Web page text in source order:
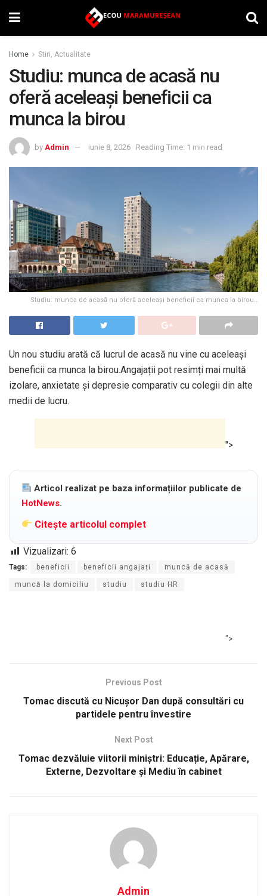
Home Stiri, Actualitate
Studiu: munca de acasă nu
oferă aceleași beneficii ca
munca la birou
by Admin iunie 8, 2026 Reading Time: 1 min read
Studiu: munca de acasă nu oferă aceleași beneficii ca munca la birou…
Un nou studiu arată că lucrul de acasă nu vine cu aceleași
beneficii ca munca la birou.Angajații pot resimți mai multă
izolare, anxietate și depresie comparativ cu colegii din alte
medii de lucru.
">
Articol realizat pe baza informațiilor publicate de
HotNews.
Citește articolul complet
Vizualizari: 6
Tags: beneficii beneficii angajați muncă de acasă
muncă la domiciliu studiu studiu HR
">
Previous Post
Tomac discută cu Nicușor Dan după consultări cu
partidele pentru învestire
Next Post
Tomac dezvăluie viitorii miniștri: Educație, Apărare,
Externe, Dezvoltare și Mediu în cabinet
Admin